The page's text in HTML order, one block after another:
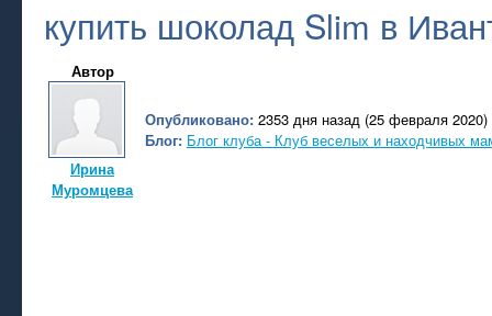
купить шоколад Slim в
Автор
Ирина
Муромцева
Опубликовано: 2353 дня назад (25 февраля 2020)
Блог: Блог клуба - Клуб веселых и находчивых